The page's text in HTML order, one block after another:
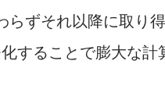
らずそれ以降に取り得
することで膨大な計